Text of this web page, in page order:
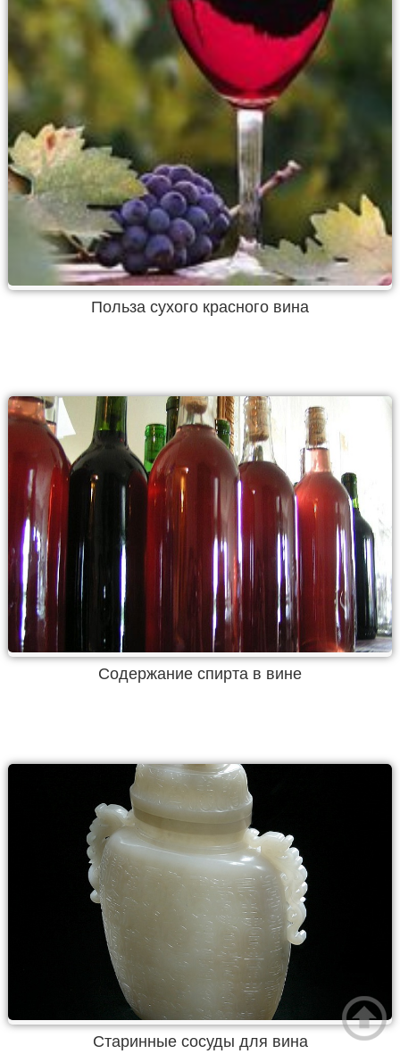
Польза сухого красного вина
Содержание спирта в вине
Старинные сосуды для вина